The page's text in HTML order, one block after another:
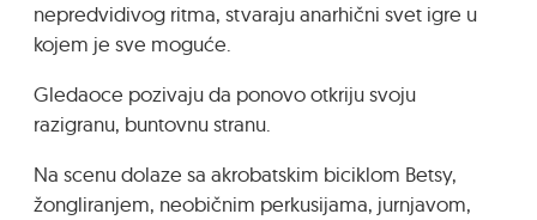
nepredvidivog ritma, stvaraju anarhični svet igre u
kojem je sve moguće.
Gledaoce pozivaju da ponovo otkriju svoju
razigranu, buntovnu stranu.
Na scenu dolaze sa akrobatskim biciklom Betsy,
žongliranjem, neobičnim perkusijama, jurnjavom,